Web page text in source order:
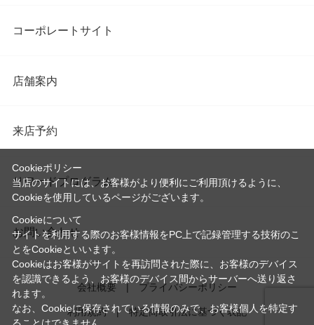
コーポレートサイト
店舗案内
来店予約
リワードプログラム
お問い合わせ
会社概要 プライバシーポリシー
利用規約 特定商取引法に基づく表記
Cookieポリシー
当店のサイトには、お客様がより便利にご利用頂けるように、
Cookieを使用しているページがございます。
Cookieについて
サイトを利用する際のお客様情報をPC上で記録管理する技術のこ
とをCookieといいます。
Cookieはお客様がサイトを再訪問された際に、お客様のデバイス
を認識できるよう、お客様のデバイス間からサーバーへ送り返さ
れます。
なお、Cookieに保存されている情報のみで、お客様個人を特定す